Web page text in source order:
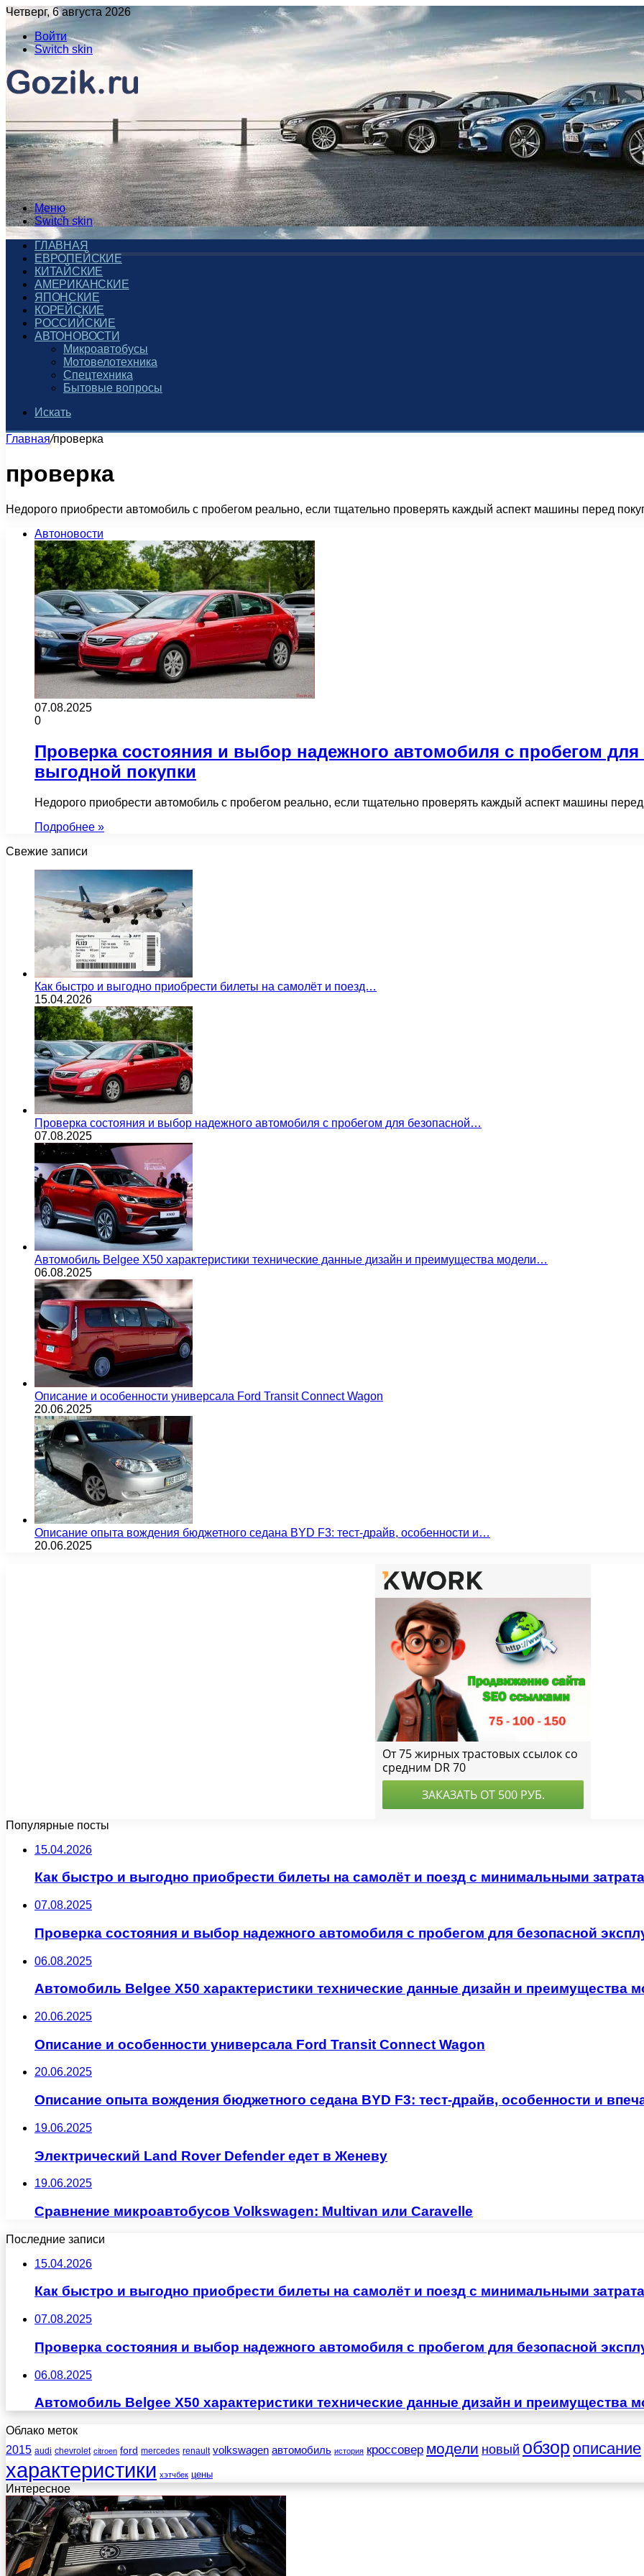
Четверг, 6 августа 2026
Войти
Switch skin
Меню
Switch skin
ГЛАВНАЯ
ЕВРОПЕЙСКИЕ
КИТАЙСКИЕ
АМЕРИКАНСКИЕ
ЯПОНСКИЕ
КОРЕЙСКИЕ
РОССИЙСКИЕ
АВТОНОВОСТИ
Микроавтобусы
Мотовелотехника
Спецтехника
Бытовые вопросы
Искать
Главная/проверка
проверка
Недорого приобрести автомобиль с пробегом реально, если тщательно проверять каждый аспект машины перед
Автоновости
07.08.2025
0
Проверка состояния и выбор надежного автомобиля с пробегом для
выгодной покупки
Недорого приобрести автомобиль с пробегом реально, если тщательно проверять каждый аспект машины
Подробнее »
Свежие записи
Как быстро и выгодно приобрести билеты на самолёт и поезд…
15.04.2026
Проверка состояния и выбор надежного автомобиля с пробегом для безопасной…
07.08.2025
Автомобиль Belgee X50 характеристики технические данные дизайн и преимущества модели…
06.08.2025
Описание и особенности универсала Ford Transit Connect Wagon
20.06.2025
Описание опыта вождения бюджетного седана BYD F3: тест-драйв, особенности и…
20.06.2025
Популярные посты
15.04.2026
Как быстро и выгодно приобрести билеты на самолёт и поезд с минимальными
07.08.2025
Проверка состояния и выбор надежного автомобиля с пробегом для безопасной
06.08.2025
Автомобиль Belgee X50 характеристики технические данные дизайн и преимущества
20.06.2025
Описание и особенности универсала Ford Transit Connect Wagon
20.06.2025
Описание опыта вождения бюджетного седана BYD F3: тест-драйв, особенности и
19.06.2025
Электрический Land Rover Defender едет в Женеву
19.06.2025
Сравнение микроавтобусов Volkswagen: Multivan или Caravelle
Последние записи
15.04.2026
Как быстро и выгодно приобрести билеты на самолёт и поезд с минимальными
07.08.2025
Проверка состояния и выбор надежного автомобиля с пробегом для безопасной
06.08.2025
Автомобиль Belgee X50 характеристики технические данные дизайн и преимущества
Облако меток
2015 audi chevrolet citroen ford mercedes renault volkswagen автомобиль история кроссовер модели новый обзор описание
характеристики хэтчбек цены
Интересное